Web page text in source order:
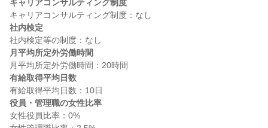
キャリアコンサルティング制度
社内検定
月平均所定外労働時間
有給取得平均日数
役員・管理職の女性比率
女性役員比率：0%